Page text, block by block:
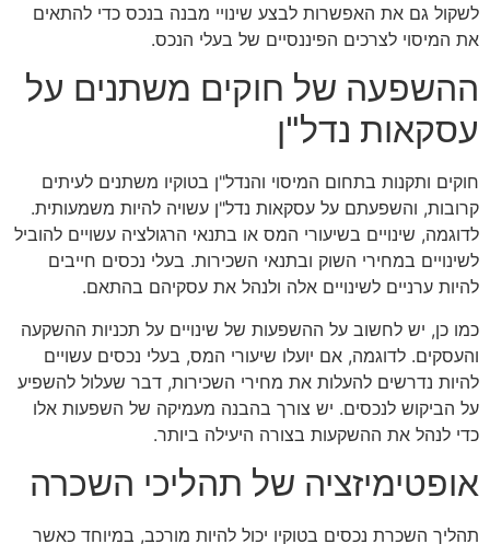
לשקול גם את האפשרות לבצע שינויי מבנה בנכס כדי להתאים
את המיסוי לצרכים הפיננסיים של בעלי הנכס.
ההשפעה של חוקים משתנים על
עסקאות נדל"ן
חוקים ותקנות בתחום המיסוי והנדל"ן בטוקיו משתנים לעיתים
קרובות, והשפעתם על עסקאות נדל"ן עשויה להיות משמעותית.
לדוגמה, שינויים בשיעורי המס או בתנאי הרגולציה עשויים להוביל
לשינויים במחירי השוק ובתנאי השכירות. בעלי נכסים חייבים
להיות ערניים לשינויים אלה ולנהל את עסקיהם בהתאם.
כמו כן, יש לחשוב על ההשפעות של שינויים על תכניות ההשקעה
והעסקים. לדוגמה, אם יועלו שיעורי המס, בעלי נכסים עשויים
להיות נדרשים להעלות את מחירי השכירות, דבר שעלול להשפיע
על הביקוש לנכסים. יש צורך בהבנה מעמיקה של השפעות אלו
כדי לנהל את ההשקעות בצורה היעילה ביותר.
אופטימיזציה של תהליכי השכרה
תהליך השכרת נכסים בטוקיו יכול להיות מורכב, במיוחד כאשר